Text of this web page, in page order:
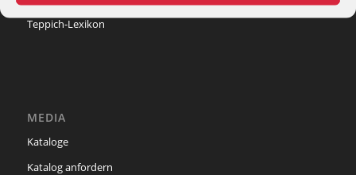
Teppich-Lexikon
MEDIA
Kataloge
Katalog anfordern